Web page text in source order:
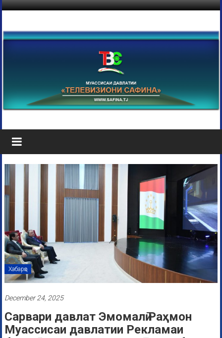
Хабарҳо
December 24, 2025
Сарвари давлат Эмомалӣ Раҳмон
Муассисаи давлатии Рекламаи